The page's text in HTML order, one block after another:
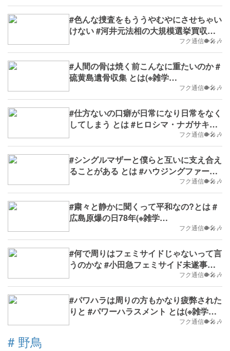
#色んな捜査をもううやむやにさせちゃい
けない #河井元法相の大規模選挙買収事
フク通信🐡🎤🎶
#人間の骨は焼く前こんなに重たいのか #
硫黄島遺骨収集 とは(※雑学
フク通信🐡🎤🎶
#仕方ないの口癖が日常になり日常をなく
してしまう とは #ヒロシマ・ナガサキ・
オキナワ・フクシマ とは(※雑学
No.487,B.D.+344)
フク通信🐡🎤🎶
#シングルマザーと僕らと互いに支え合え
ることがある とは #ハウジングファース
ト とは(※雑学No.486,B.D.+343)フク通信🐡🎤🎶
#粛々と静かに聞くって平和なの?とは #
広島原爆の日78年(※雑学
No.485,2023/8/7(月)～,B.D.+342)フク通信🐡🎤🎶
#何で周りはフェミサイドじゃないって言
うのかな #小田急フェミサイド未遂事件
フク通信🐡🎤🎶
#パワハラは周りの方もかなり疲弊された
りと #パワーハラスメント とは(※雑学
フク通信🐡🎤🎶
# 野鳥